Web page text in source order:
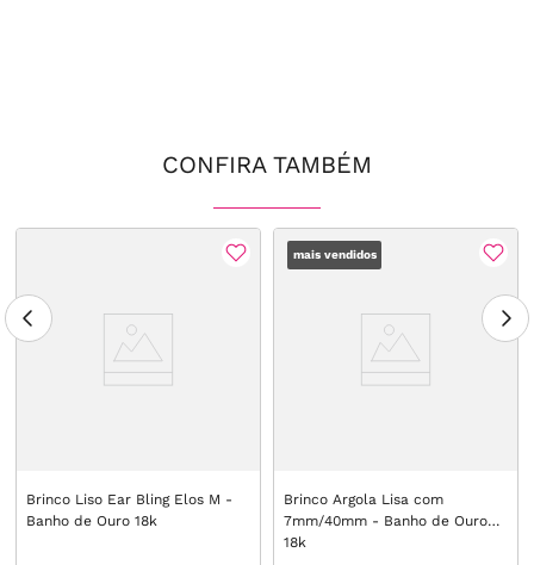
CONFIRA TAMBÉM
Brinco Liso Ear Bling Elos M -
Banho de Ouro 18k
mais vendidos
Brinco Argola Lisa com
7mm/40mm - Banho de Ouro
18k